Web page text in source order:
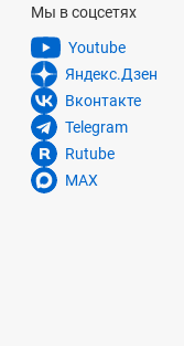
Мы в соцсетях
Youtube
Яндекс.Дзен
Вконтакте
Telegram
Rutube
MAX